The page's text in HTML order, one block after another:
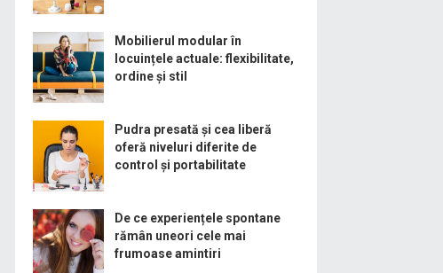
Mobilierul modular în
locuințele actuale: flexibilitate,
ordine și stil
Pudra presată și cea liberă
oferă niveluri diferite de
control și portabilitate
De ce experiențele spontane
rămân uneori cele mai
frumoase amintiri